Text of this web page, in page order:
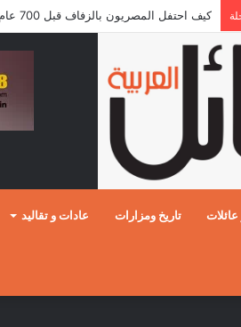
كيف احتفل المصريون بالزفاف قبل 700 عام؟
عائلات تاريخ ومزارات عادات و تقاليد